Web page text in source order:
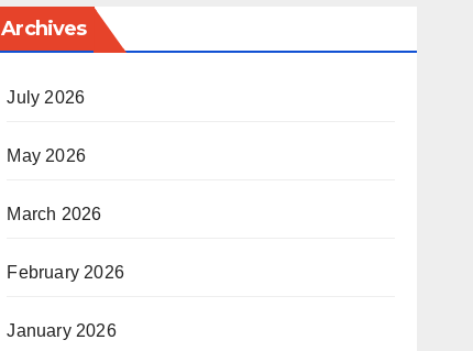
Archives
July 2026
May 2026
March 2026
February 2026
January 2026